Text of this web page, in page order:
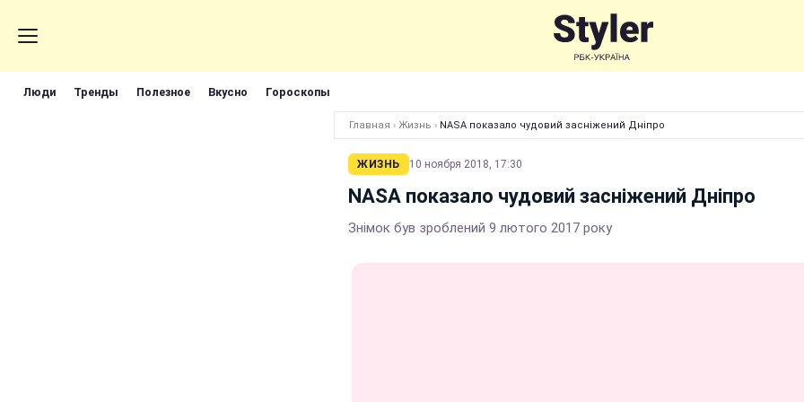
Люди Тренды Полезное Вкусно Гороскопы
Главная › Жизнь › NASA показало чудовий засніжений Дніпро
ЖИЗНЬ 10 ноября 2018, 17:30
NASA показало чудовий засніжений Дніпро
Знімок був зроблений 9 лютого 2017 року